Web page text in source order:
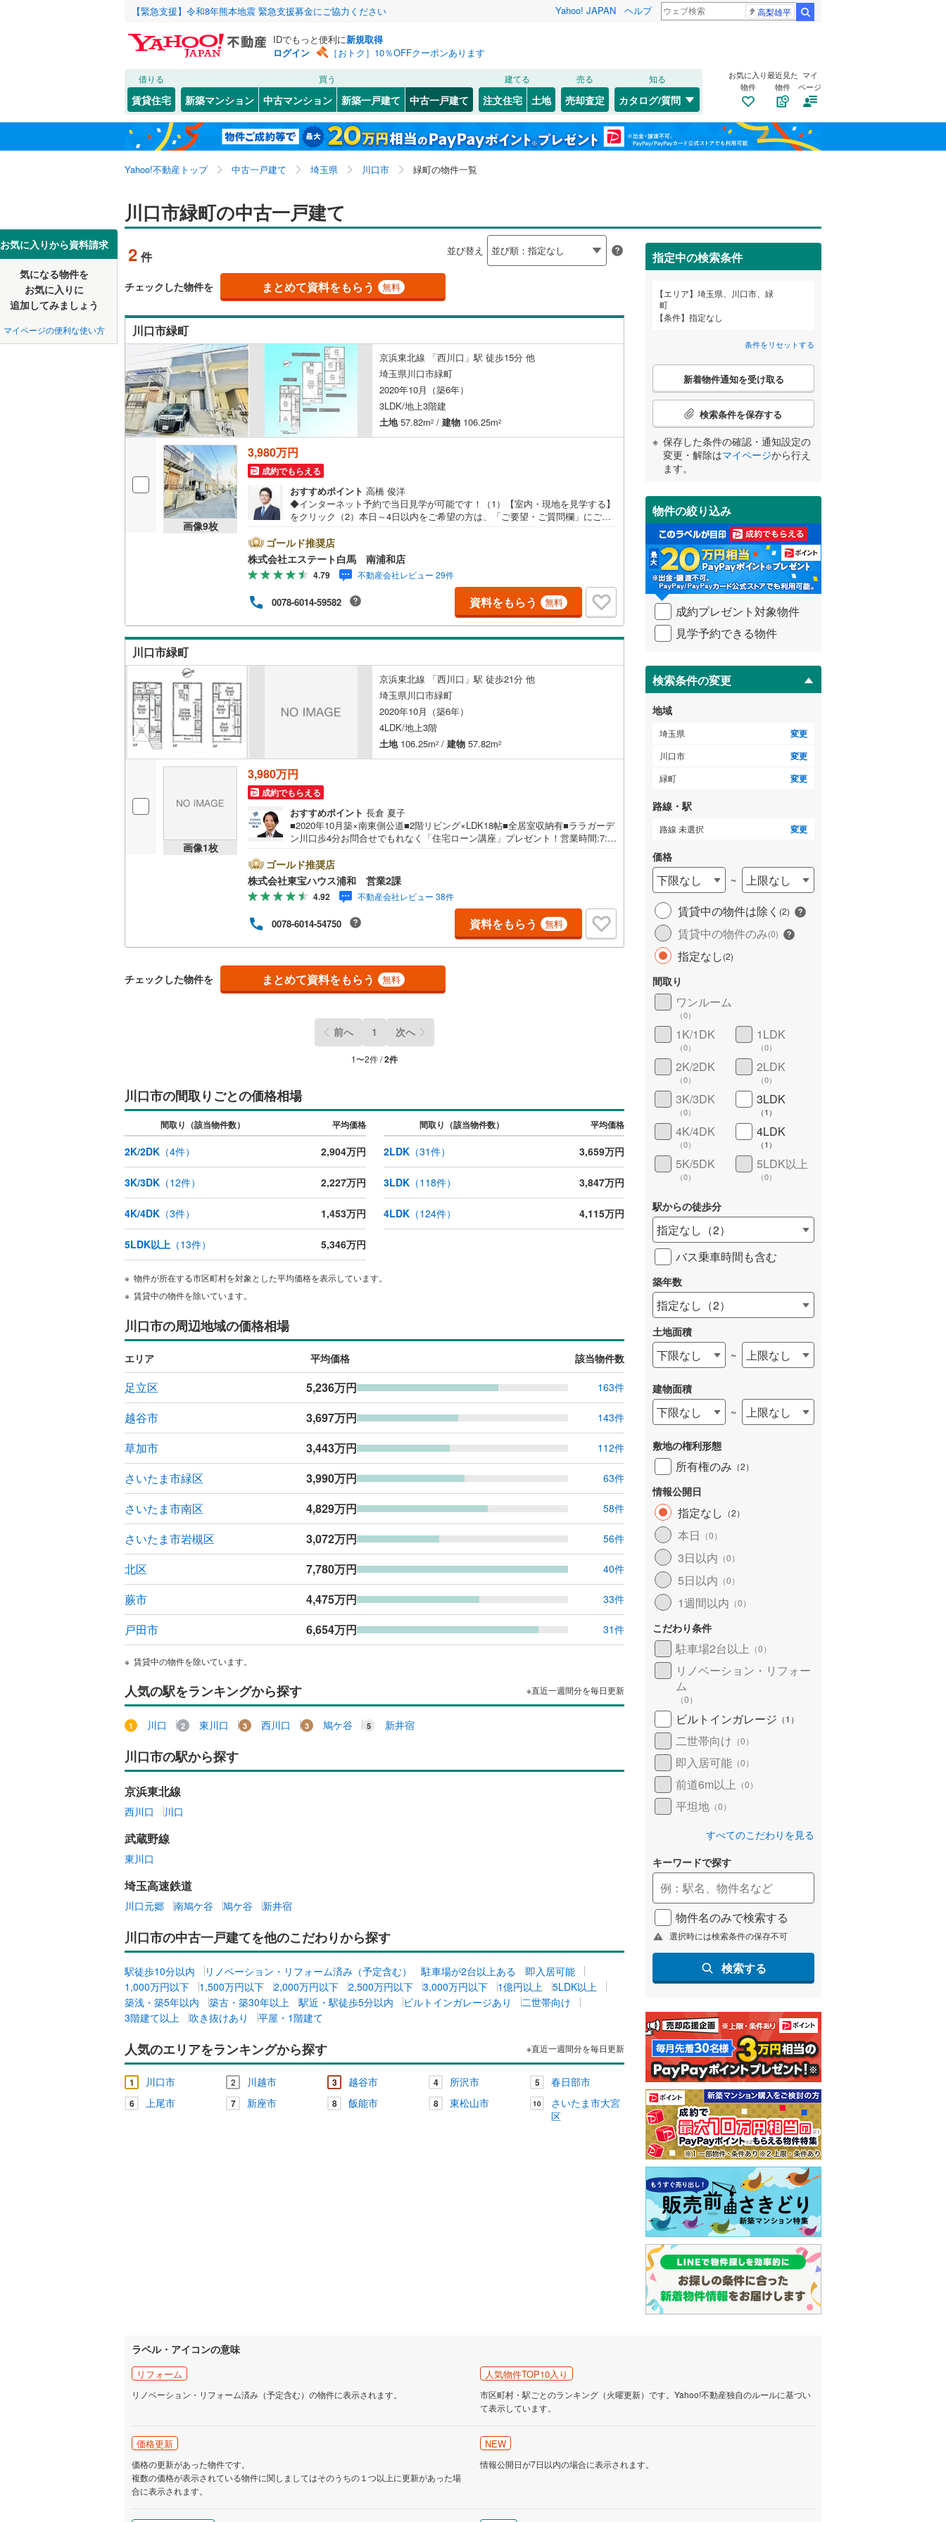
【緊急支援】令和8年熊本地震 緊急支援募金にご協力ください Yahoo! JAPAN ヘルプ 高梨雄平
IDでもっと便利に新規取得
ログイン
［おトク］10％OFFクーポンあります
借りる
賃貸住宅
買う
新築マンション 中古マンション 新築一戸建て 中古一戸建て
建てる
注文住宅 土地
売る
売却査定
知る
カタログ/質問
お気に入り
物件
最近見た
物件
マイ
ページ
Yahoo!不動産トップ 中古一戸建て 埼玉県 川口市 緑町の物件一覧
お気に入りから資料請求
気になる物件を
お気に入りに
追加してみましょう
マイページの便利な使い方
川口市緑町の中古一戸建て
2 件 並び替え
チェックした物件を まとめて資料をもらう 無料
川口市緑町
京浜東北線 「西川口」駅 徒歩15分 他
埼玉県川口市緑町
2020年10月（築6年）
3LDK/地上3階建
土地57.82m2 / 建物 106.25m2
画像9枚
3,980万円
成約でもらえる
おすすめポイント 高橋 俊洋
◆インターネット予約で当日見学が可能です！（1）【室内・現地を見学する】
をクリック（2）本日～4日以内をご希望の方は、「ご要望・ご質問欄」にご希
ズです。●全居室収納あり●2階LDK18.3帖●商業施設『ララガーデン川口』まで
徒歩約3分！◆エステート白馬の5大サポート◆1.FP相談サポート社外のファイ
ナンシャルプランナーと資金相談が出来ます。無料で何度でもお気軽に2.設備
保証の延長サービス新築住宅は2年、中古住宅は半年の設備修理サービスを無料
で付帯しています3.注文住宅「白馬の家」高気密・高断熱のフルオーダー住宅
「白馬の家」のご提案もできます。ご興味のある土地にプランを作るのもお任
せください4.見学時、建築士同行サービス見学に建築士が同行し、目視検査や
リフォーム費用をお伝えするなどの無料サービスを行っています5.ご売却不動
産の買取保証一定期間で不動産売却ができなかった場合、予め定めた金額で弊
ゴールド推奨店
株式会社エステート白馬 南浦和店
4.79 不動産会社レビュー 29件
0078-6014-59582 資料をもらう 無料
川口市緑町
京浜東北線 「西川口」駅 徒歩21分 他
埼玉県川口市緑町
2020年10月（築6年）
4LDK/地上3階
土地106.25m2 / 建物 57.82m2
画像1枚
3,980万円
成約でもらえる
おすすめポイント 長倉 夏子
■2020年10月築×南東側公道■2階リビング×LDK18帖■全居室収納有■ララガーデ
ン川口歩4分お問合せでもれなく「住宅ローン講座」プレゼント！営業時間:7:0
ご案内できますぜひお気軽にご連絡下さい！東宝ハウスライフソリューション
ズグループ 東宝ハウス浦和 特別提携金利〔一例〕東宝ハウス浦和の住宅ロ
ーン■変動金利全期間引下げプラン⇒住宅ローン金利優遇割の最大適用《0.8
9％》と某信用金庫金利1.275％の比較借入金4000万円返済期間35年の総返済額
の差額:303万円※2026年7月末実行分まで（審査・要件があります）◇TOHO H
OUSE CLUBで生涯の安心をお届け◇東宝ハウスのライフパートナーが直接ご
対応ライフプランニング、かけつけサポート、Club Offプレミアムなど多彩なサ
ービスがございます
ゴールド推奨店
株式会社東宝ハウス浦和 営業2課
4.92 不動産会社レビュー 38件
0078-6014-54750 資料をもらう 無料
チェックした物件を まとめて資料をもらう 無料
前へ 1 次へ
1〜2件 /2件
川口市の間取りごとの価格相場
間取り（該当物件数） 平均価格 間取り（該当物件数） 平均価格
2K/2DK （4件） 2,904万円 2LDK（31件） 3,659万円
3K/3DK （12件） 2,227万円 3LDK（118件） 3,847万円
4K/4DK （3件） 1,453万円 4LDK（124件） 4,115万円
5LDK以上 （13件） 5,346万円
物件が所在する市区町村を対象とした平均価格を表示しています。
賃貸中の物件を除いています。
川口市の周辺地域の価格相場
エリア 平均価格 該当物件数
足立区 5,236万円 163件
越谷市 3,697万円 143件
草加市 3,443万円 112件
さいたま市緑区 3,990万円 63件
さいたま市南区 4,829万円 58件
さいたま市岩槻区 3,072万円 56件
北区 7,780万円 40件
蕨市 4,475万円 33件
戸田市 6,654万円 31件
賃貸中の物件を除いています。
人気の駅をランキングから探す ※直近一週間分を毎日更新
川口 東川口 西川口 鳩ケ谷 新井宿
川口市の駅から探す
京浜東北線
西川口 川口
武蔵野線
東川口
埼玉高速鉄道
川口元郷 南鳩ケ谷 鳩ケ谷 新井宿
川口市の中古一戸建てを他のこだわりから探す
駅徒歩10分以内 リノベーション・リフォーム済み（予定含む） 駐車場が2台以上ある
即入居可能
1,000万円以下
1,500万円以下 2,000万円以下 2,500万円以下 3,000万円以下 1億円以上
5LDK以上
築浅・築5年以内
築古・築30年以上 駅近・駅徒歩5分以内 ビルトインガレージあり
二世帯向け
3階建て以上
吹き抜けあり 平屋・1階建て
人気のエリアをランキングから探す ※直近一週間分を毎日更新
1 川口市 2 川越市 3 越谷市 4 所沢市 5 春日部市
6 上尾市 7 新座市 8 飯能市 8 東松山市 10
さいたま市大宮
区
指定中の検索条件
エリア
埼玉県、川口市、緑
町
条件
指定なし
条件をリセットする
こ
検
条
件
受
け
取
る
・
条
件
を
イ
ペ
ジ
に
保
存
す
る
新着物件通知を受け取る
検索条件を保存する
保存した条件の確認・通知設定の
変更・解除はマイページから行え
ます。
物件の絞り込み
成約プレゼント対象物件
見学予約できる物件
検索条件の変更
地域
埼玉県 変更
川口市 変更
緑町 変更
路線・駅
路線 未選択 変更
価格
下限なし ~
上限なし
賃貸中の物件は除く (2)
賃貸中の物件のみ(0)
指定なし(2)
間取り
ワンルーム
（0）
1K/1DK
（0）
1LDK
（0）
2K/2DK
（0）
2LDK
（0）
3K/3DK
（0）
3LDK
（1 ）
4K/4DK
（0）
4LDK
（1 ）
5K/5DK
（0）
5LDK以上
（0）
駅からの徒歩分
指定なし （2）
バス乗車時間も含む
築年数
指定なし （2）
土地面積
下限なし ~ 上限なし
建物面積
下限なし ~ 上限なし
敷地の権利形態
所有権のみ （2）
情報公開日
指定なし （2）
本日 （0）
3日以内 （0）
5日以内 （0）
1週間以内 （0）
こだわり条件
駐車場2台以上 （0）
リノベーション・リフォー
ム
（0）
ビルトインガレージ （1 ）
二世帯向け （0）
即入居可能 （0）
前道6m以上 （0）
平坦地 （0）
すべてのこだわりを見る
キーワードで探す
物件名のみで検索する
選択時には検索条件の保存不可
検索する
ラベル・アイコンの意味
リフォーム
リノベーション・リフォーム済み（予定含む）の物件に表示されます。
人気物件TOP10入り
市区町村・駅ごとのランキング（火曜更新）です。Yahoo!不動産独自のルールに基づい
て表示しています。
価格更新
価格の更新があった物件です。
複数の価格が表示されている物件に関しましてはそのうちの１つ以上に更新があった場
合に表示されます。
NEW
情報公開日が7日以内の場合に表示されます。
北海道 北海道
東北 青森 岩手 宮城 秋田 山形 福島
関東 東京 神奈川 埼玉
信越・北陸 新潟 長野
三重
近畿 大阪 兵庫
中国 鳥取 島根 岡山 広島 山口
四国 徳島 香川 愛媛 高知
九州・沖縄 福岡 佐賀 長崎 鹿児島 沖縄
該当物件0件
さいたま市 西区(30) 北区(35) 大宮区(14)
見沼区(51) 中央区(23) 桜区(20)
浦和区
31) 南区
岩槻区(58)
熊谷市 川口市(316)
秩父市(1) 所沢市(150)
飯能市(70) 本庄市(35)
東松山市(63) 春日部市(110) 狭山市(96)
羽生市(22) 鴻巣市(61)
上尾市 ( 81) (147)
蕨市(36) 入間市(91)
朝霞市( 志木市(30 和光市(15)
新座市
久喜市 ( 88)
北本市(22)
三郷市( 34) 蓮田市 (28) 坂戸市(66)
幸手市(21) 日高市(47)
吉川市(21) 白岡市(24)
入間郡三芳町(22) 入間郡毛呂山町(31)
比企郡滑川町(16) 比企郡嵐山町(9)
比企郡小川町(11) 比企郡川島町(13) 比企郡吉見町 ( 15)
比企郡鳩山町(9) 比企郡ときがわ町(3) 秩父郡横瀬町(0)
秩父郡小鹿野町(2)
大里郡寄居町 南埼玉郡宮代町
北葛飾郡杉戸町
該当物件0件
青木(8) 赤井(2) 大字赤井(4)
大字赤山(2) 朝日(7) 大字新井宿(1)
大字安行北谷( ) 大字安行吉蔵
大字安行慈林(4
大字安行吉岡(1) 大字安行領根岸(10) 飯塚(1)
大字石神(6) 大字大竹(1)
上青木(9)
大字源左衛門新田
大字差間(2) 芝 (4) 大字芝(5)
芝下(9) 芝新町 芝中田(4)
芝樋ノ爪 ( 4) 芝富士(4 3)
戸塚鋏町
仲町(6)
並木(8) 西青木(
西川口(7) 大字東内野(2) 大字東貝塚(5)
大字東本郷(5 東領家 2) 本町(5)
前上町(2) 前川町(2)
大字道合 (5) 南町(1)
南前川(5) 大字峯(4) 宮町 (1)
元郷(5) 柳崎(9) 領家 (3)
江戸袋(2) 芝塚原(3)
芝西(4 ) 北原台 差間(
芝高木(1 桜町(6)
大字里
八幡木
鳩ヶ谷本町(
戸塚南(2)
該当物件0件
JR 東北本線(0) 川越線(0) 高崎線(0)
湘南新宿ライン（宇都宮～逗子）
(0)
湘南新宿ライン（前橋～小田原）
(0)
武蔵野線(0)
秋田新幹線(0)
東京メトロ副都心線(0
私鉄・その他 秩父鉄道(0)
東武野田線( 0
西武秩父線(0) 西武新宿線(0 西武狭山線(0)
西武山口線(0) 埼玉高速鉄道
該当物件0件
該当物件0件
こだわり条件 リフォーム、リノベーション
リノベーション・リフォーム
（0）
築古・築30年以上（0）
設備
床暖房（0）
駐車場2台以上（0） ビルトインガレージ（1） 太陽光発電システム（0）
（0）
防犯カメラ（ 0）
）
二世帯向け（0） 平屋・1階建て（ 3階建て以上（2）
サービスルーム（納戸）（0）
最寄りの駅が始発駅 小学校まで1km以内（0）
配置、向き、建ち方、日当たり
前道6m以上（ 0） 角地（ 0） 南道路（1）
平坦地（0）
LD
リビングダイニング15畳以上
（2）
対面キッチン （
販売、価格、契約、入居関連など
浴室
浴室乾燥機あり（0 ）
ウォークインクローゼット
（0）
バルコニー、庭
構造・規模・施工・品質・工法関連
耐震、免震、制震構造
長期優良住宅 ）
オンライン内見(相談)可
詳しく見る
該当物件0件
検索条件を保存しました
この検索条件の新着物件通知は、 マイページから設定できます。
保存した条件を見る
埼玉県、川口市、緑町
検索条件を保存する
マイページ
お気に入りリストを見る
閉じる
お気に入りリストを見る
閉じる